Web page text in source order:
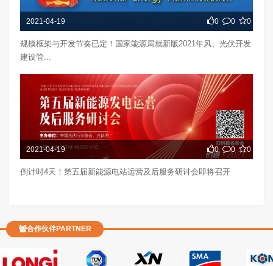
2021-04-19 0 0 0
规模框架与开发节奏已定！国家能源局就新版2021年风、光伏开发
建设管...
2021-04-19 0 0 0
倒计时4天！第五届新能源电站运营及后服务研讨会即将召开
合作伙伴PARTNER